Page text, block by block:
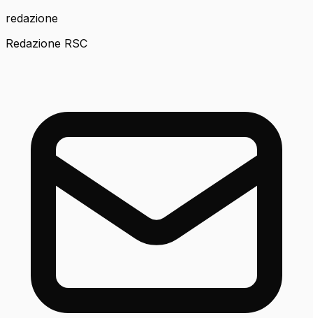
redazione
Redazione RSC